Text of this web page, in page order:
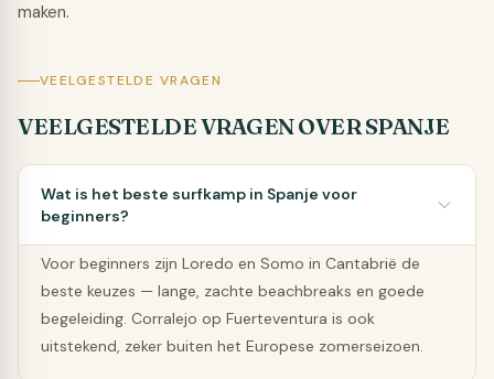
maken.
VEELGESTELDE VRAGEN
VEELGESTELDE VRAGEN OVER SPANJE
Wat is het beste surfkamp in Spanje voor
beginners?
Voor beginners zijn Loredo en Somo in Cantabrië de
beste keuzes — lange, zachte beachbreaks en goede
begeleiding. Corralejo op Fuerteventura is ook
uitstekend, zeker buiten het Europese zomerseizoen.